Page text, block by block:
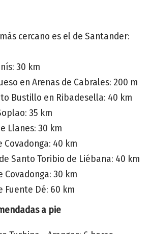
cercano es el de Santander:
30 km
en Arenas de Cabrales: 200 m
Bustillo en Ribadesella: 40 km
35 km
Llanes: 30 km
Covadonga: 40 km
Santo Toribio de Liébana: 40 km
Covadonga: 30 km
Fuente Dé: 60 km
a pie